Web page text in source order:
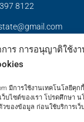
าร การอนุญาติใช้งา
มีการใช้งานเทคโนโลยีคุ
บไซต์ของเรา โปรดศึกษา
วของข้อมูล ก่อนใช้บริการเว็
8122